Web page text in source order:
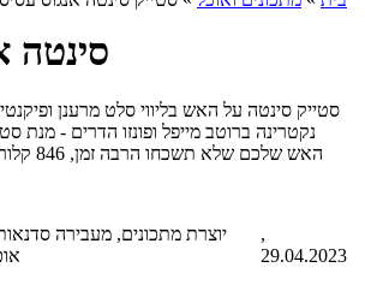
סינטה
סטייק סינטה על האש בליווי סלט מרענן
נקטרינה ברוטב מייפל ופונזו הדרים - מנת
,
29.04.2023